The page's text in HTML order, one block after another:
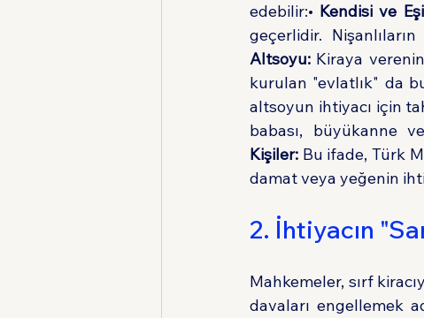
edebilir:• Kendisi ve
Altsoyu: Kiraya
kurulan "evlatlık" da
altsoyun ihtiyacı için
babası, büyükanne
Kişiler: Bu ifade, Türk
damat veya yeğenin
2. İhtiyacın
Mahkemeler, sırf
davaları engellemek